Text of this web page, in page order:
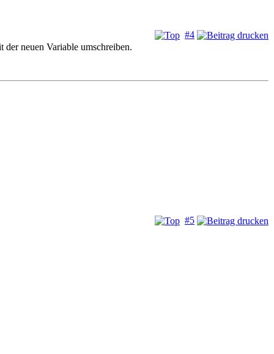
#4
neuen Variable umschreiben.
#5